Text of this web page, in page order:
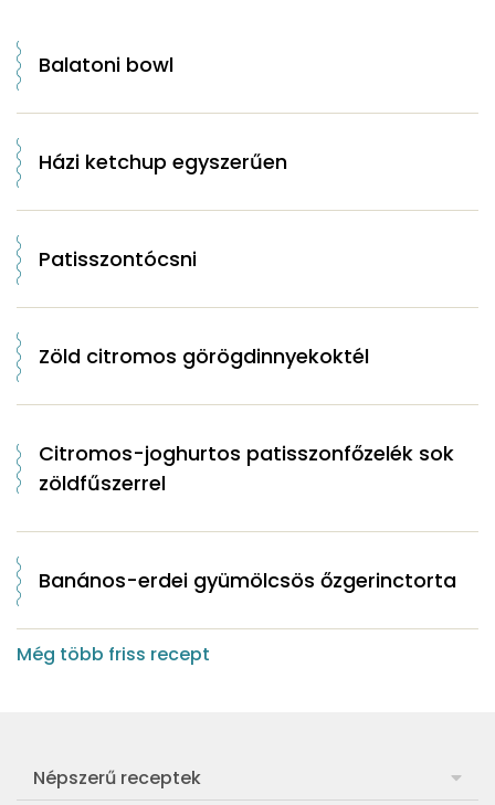
Balatoni bowl
Házi ketchup egyszerűen
Patisszontócsni
Zöld citromos görögdinnyekoktél
Citromos-joghurtos patisszonfőzelék sok
zöldfűszerrel
Banános-erdei gyümölcsös őzgerinctorta
Még több friss recept
Népszerű receptek